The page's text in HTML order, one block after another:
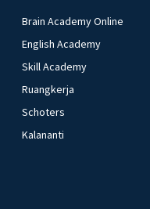
Brain Academy Online
English Academy
Skill Academy
Ruangkerja
Schoters
Kalananti